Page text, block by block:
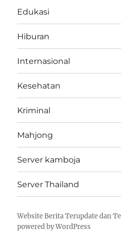
Edukasi
Hiburan
Internasional
Kesehatan
Kriminal
Mahjong
Server kamboja
Server Thailand
Website Berita Terupdate dan
powered by WordPress